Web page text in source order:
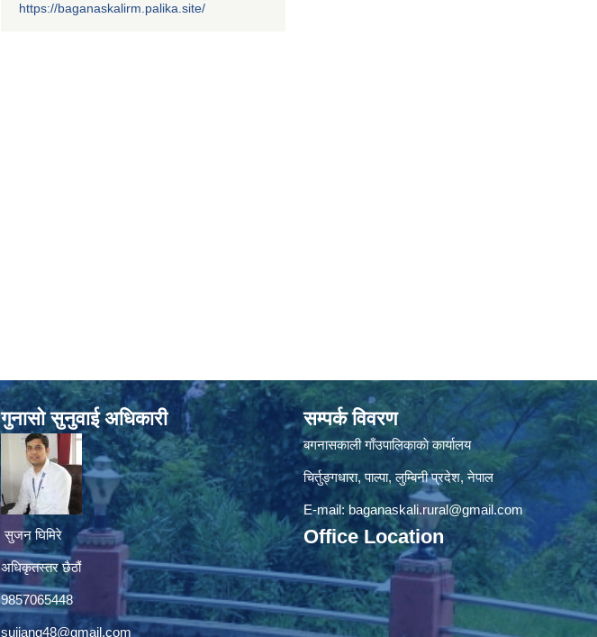
https://baganaskalirm.palika.site/
गुनासाे सुनुवाई अधिकारी
सुजन घिमिरे
अधिकृतस्तर छैठौं‌
9857065448
sujjang48@gmail.com
सम्पर्क विवरण
बगनासकाली गाँउपालिकाकाे कार्यालय
चिर्तुङ्गधारा, पाल्पा, लुम्बिनी प्रदेश, नेपाल
E-mail:baganaskali.rural@gmail.com
Office Location